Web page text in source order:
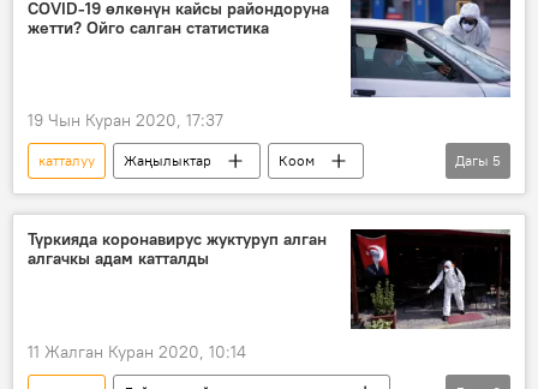
Кыргызстандагы коронавирус жуктуруп алгандар
COVID-19 өлкөнүн кайсы райондоруна
жетти? Ойго салган статистика
19 Чын Куран 2020, 17:37
катталуу Жаңылыктар
Коом
Кыргызстан
коронавирус
аймак
район
Кыргызстандагы коронавирус жуктуруп алгандар
Дагы 5
Түркияда коронавирус жуктуруп алган
алгачкы адам катталды
11 Жалган Куран 2020, 10:14